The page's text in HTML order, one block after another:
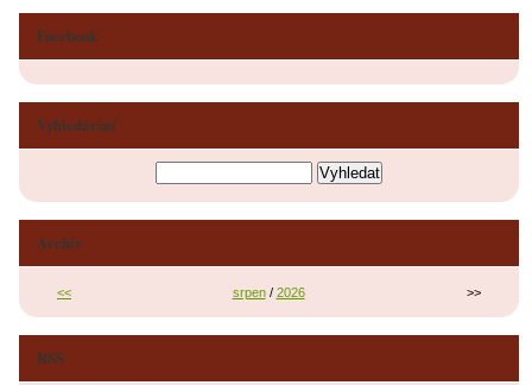
Facebook
Vyhledávání
Archiv
<< srpen/ 2026 >>
RSS